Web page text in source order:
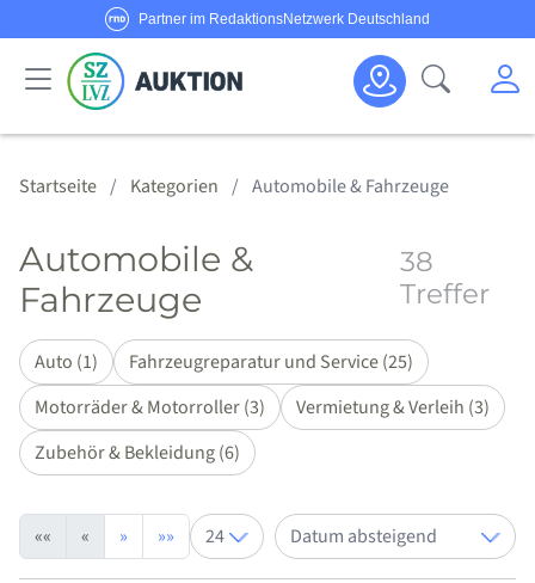
Partner im RedaktionsNetzwerk Deutschland
Sie haben Fragen oder möchten Anbieter werden?
Senden Sie uns eine
oder rufen Sie uns an!
Suche
Kategorien
Haus & Garten
Schmuck & Uhren
Körper & Seele
Sport & Freizeit
Alle Anbieter
Alle Angebote
Startseite Kategorien Automobile & Fahrzeuge
Automobile &
Fahrzeuge
38
Treffer
Auto (1)
Fahrzeugreparatur und Service (25)
Motorräder & Motorroller (3)
Vermietung & Verleih (3)
Zubehör & Bekleidung (6)
«« « » »» Artikel pro SeiteSortieren nach: